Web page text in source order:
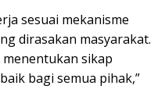
sesuai mekanisme
dirasakan masyarakat.
sikap
bagi semua pihak,”